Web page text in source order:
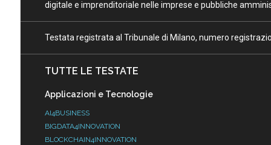
digitale e imprenditoriale nelle imprese e pubbliche
Testata registrata al Tribunale di Milano, numero
TUTTE LE TESTATE
Applicazioni e Tecnologie
AI4BUSINESS
BIGDATA4INNOVATION
BLOCKCHAIN4INNOVATION